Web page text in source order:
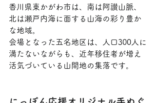
香川県東かがわ市は、南は阿讃山脈、
北は瀬戸内海に面する山海の彩り豊か
な地域。
会場となった五名地区は、人口300人に
満たないながらも、近年移住者が増え
活気づいている山間地の集落です。